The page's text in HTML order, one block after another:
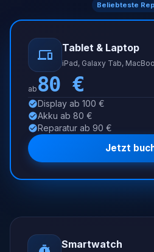
Beliebteste
Tablet & Laptop
iPad, Galaxy Tab,
ab 80 €
Display ab 100 €
Akku ab 80 €
Reparatur ab 90 €
Jetzt
Smartwatch